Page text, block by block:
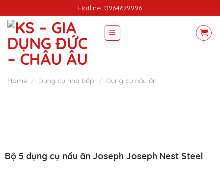
to
content
Hotline: 0964679996
Home / Dụng cụ nhà bếp / Dụng cụ nấu ăn
Bộ 5 dụng cụ nấu ăn Joseph Joseph Nest Steel